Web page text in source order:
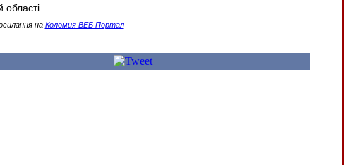
області
на Коломия ВЕБ Портал